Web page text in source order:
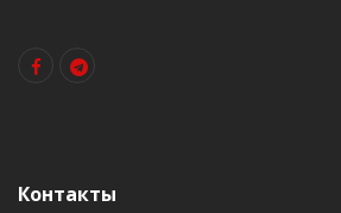
Контакты